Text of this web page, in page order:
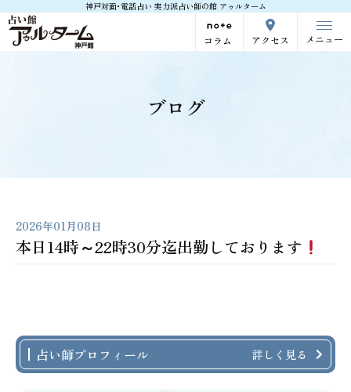
神戸対面･電話占い 実力派占い師の館 アゥルターム
コラム アクセス メニュー
ブログ
2026年01月08日
本日14時～22時30分迄出勤しております
占い師プロフィール 詳しく見る